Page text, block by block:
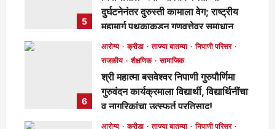
5
दुर्घटनेनंतर दुरुस्ती कामाला वेग; राष्ट्रीय
महामार्ग पथकाकडून गुणवत्तेवर समाधान,
लवकरच काम पूर्ण होणार!
मुख्य संपादक 3 days ago
6
आरोग्य क्रीडा ताज्या बातम्या
निपाणी परिसर
राजकीय
शैक्षणिक सामाजिक
श्री महात्मा बसवेश्वर निपाणी गुरुपौर्णिमा
गुरुवंदन कार्यक्रमाला विद्यार्थी, विद्यार्थिनींचा
व नागरिकांचा उत्स्फूर्त प्रतिसाद!
मुख्य संपादक 6 days ago 137
आरोग्य क्रीडा ताज्या बातम्या
निपाणी परिसर